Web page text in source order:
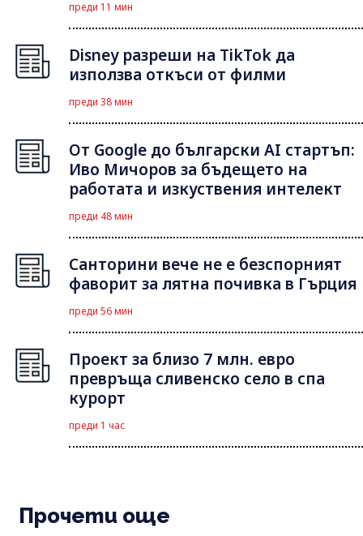
преди 11 мин
Disney разреши на TikTok да
използва откъси от филми
преди 38 мин
От Google до български AI стартъп:
Иво Мичоров за бъдещето на
работата и изкуствения интелект
преди 48 мин
Санторини вече не е безспорният
фаворит за лятна почивка в Гърция
преди 56 мин
Проект за близо 7 млн. евро
превръща сливенско село в спа
курорт
преди 1 час
Прочети още